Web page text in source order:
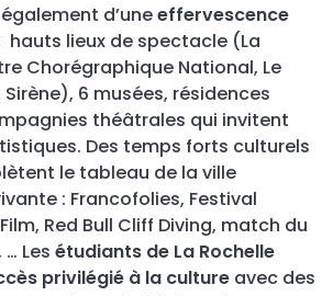
d’uneeffervescence
hauts lieux de spectacle (La
Chorégraphique National, Le
6 musées, résidences
théâtrales qui invitent
Des temps forts culturels
le tableau de la ville
: Francofolies, Festival
Red Bull Cliff Diving, match du
Les étudiants de La Rochelle
privilégié à la culture avec des